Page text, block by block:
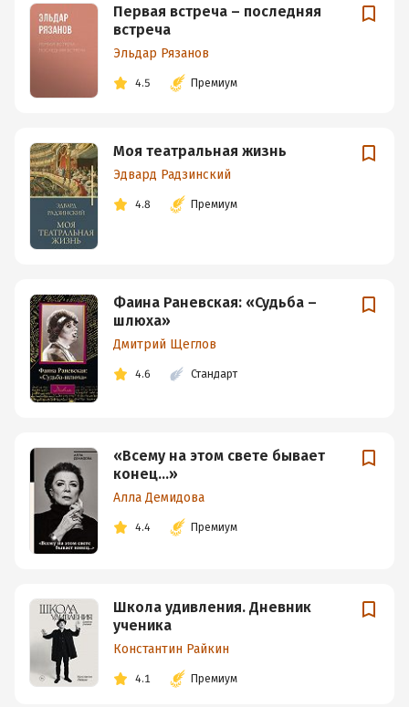
Первая встреча – последняя
встреча
Эльдар Рязанов
4.5 Премиум
Моя театральная жизнь
Эдвард Радзинский
4.8 Премиум
Фаина Раневская: «Судьба –
шлюха»
Дмитрий Щеглов
4.6 Стандарт
«Всему на этом свете бывает
конец…»
Алла Демидова
4.4 Премиум
Школа удивления. Дневник
ученика
Константин Райкин
4.1 Премиум